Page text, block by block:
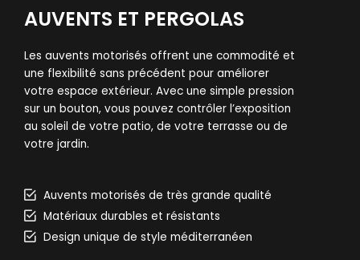
AUVENTS ET PERGOLAS
Les auvents motorisés offrent une commodité et
une flexibilité sans précédent pour améliorer
votre espace extérieur. Avec une simple pression
sur un bouton, vous pouvez contrôler l’exposition
au soleil de votre patio, de votre terrasse ou de
votre jardin.
Auvents motorisés de très grande qualité
Matériaux durables et résistants
Design unique de style méditerranéen